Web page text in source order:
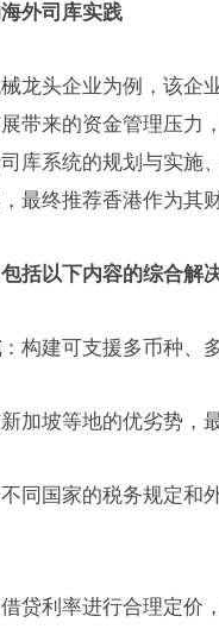
外司库实践
龙头企业为例，该企
带来的资金管理压力
库系统的规划与实施
最终推荐香港作为其
括以下内容的综合解
：构建可支援多币种、
新加坡等地的优劣势，
同国家的税务规定和
借贷利率进行合理定价